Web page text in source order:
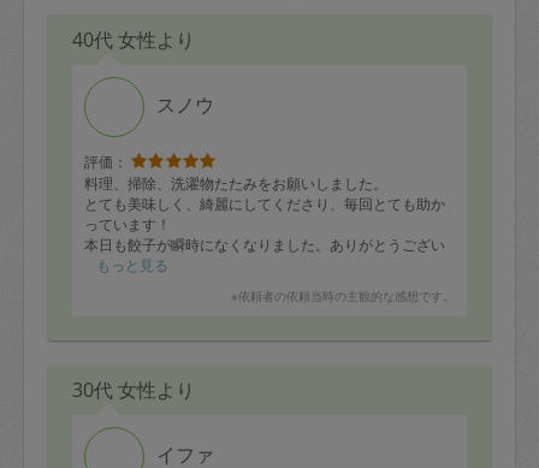
40代 女性より
スノウ
評価：
料理、掃除、洗濯物たたみをお願いしました。
とても美味しく、綺麗にしてくださり、毎回とても助か
っています！
本日も餃子が瞬時になくなりました。ありがとうござい
ます！
もっと見る
※依頼者の依頼当時の主観的な感想です。
30代 女性より
イファ